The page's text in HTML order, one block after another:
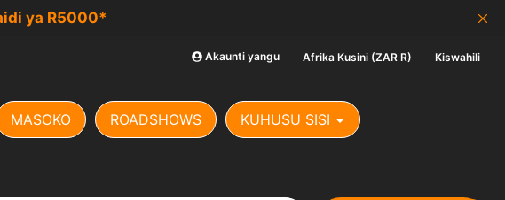
ya R5000* SALE: BEI YA
Akaunti yangu Afrika Kusini (ZAR R) Kiswahili
MASOKO ROADSHOWS KUHUSU SISI